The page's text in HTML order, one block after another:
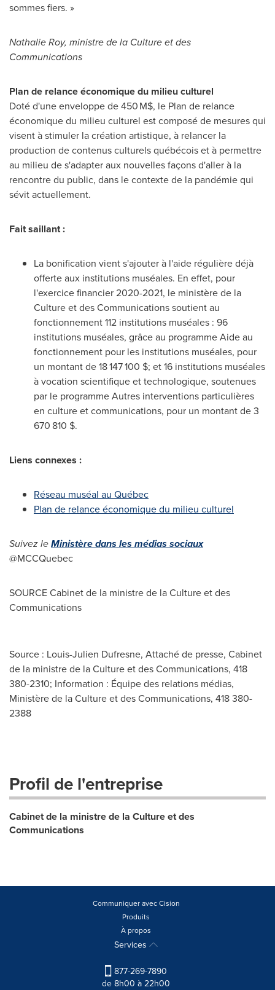
sommes fiers. »
Nathalie Roy, ministre de la Culture et des
Communications
Plan de relance économique du milieu culturel
Doté d'une enveloppe de 450 M$, le Plan de relance
économique du milieu culturel est composé de mesures qui
visent à stimuler la création artistique, à relancer la
production de contenus culturels québécois et à permettre
au milieu de s'adapter aux nouvelles façons d'aller à la
rencontre du public, dans le contexte de la pandémie qui
sévit actuellement.
Fait saillant :
La bonification vient s'ajouter à l'aide régulière déjà
offerte aux institutions muséales. En effet, pour
l'exercice financier 2020-2021, le ministère de la
Culture et des Communications soutient au
fonctionnement 112 institutions muséales : 96
institutions muséales, grâce au programme Aide au
fonctionnement pour les institutions muséales, pour
un montant de 18 147100 $; et16 institutions muséales
à vocation scientifique et technologique, soutenues
par le programme Autres interventions particulières
en culture et communications, pour un montant de 3
670 810 $.
Liens connexes :
Réseau muséal au Québec
Plan de relance économique du milieu culturel
Suivez leMinistère dans les médias sociaux
@MCCQuebec
SOURCE Cabinet de la ministre de la Culture et des
Communications
Source : Louis-Julien Dufresne, Attaché de presse, Cabinet
de la ministre de la Culture et des Communications, 418
380-2310; Information : Équipe des relations médias,
Ministère de la Culture et des Communications, 418 380-
2388
Profil de l'entreprise
Cabinet de la ministre de la Culture et des
Communications
Communiquer avec Cision
Produits
À propos
Services
877-269-7890
de 8h00 à 22h00